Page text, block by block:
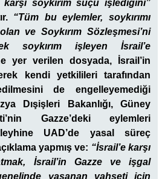
soykırım suçu işlediğini”
“Tüm bu eylemler, soykırımı
ve Soykırım Sözleşmesi’ni
soykırım işleyen İsrail’e
yer verilen dosyada, İsrail’in
kendi yetkilileri tarafından
de engelleyemediği
Dışişleri Bakanlığı, Güney
Gazze’deki eylemleri
UAD’de yasal süreç
yapmış ve: “İsrail’e karşı
İsrail’in Gazze ve işgal
yaşanan vahşeti için